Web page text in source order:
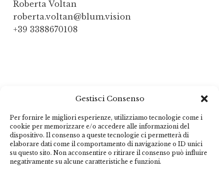
Gestisci Consenso
Per fornire le migliori esperienze, utilizziamo tecnologie come i
cookie per memorizzare e/o accedere alle informazioni del
dispositivo. Il consenso a queste tecnologie ci permetterà di
elaborare dati come il comportamento di navigazione o ID unici
su questo sito. Non acconsentire o ritirare il consenso può influire
negativamente su alcune caratteristiche e funzioni.
Roberta Voltan
roberta.voltan@blum.vision
+39 3388670108